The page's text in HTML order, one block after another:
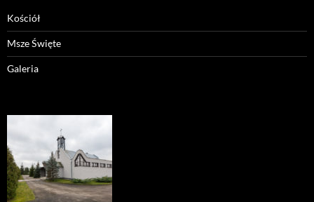
Kościół
Msze Święte
Galeria